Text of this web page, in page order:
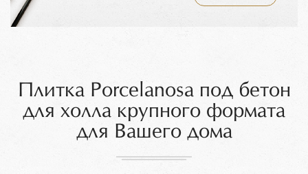
Плитка Porcelanosa под бетон
для холла крупного формата
для Вашего дома